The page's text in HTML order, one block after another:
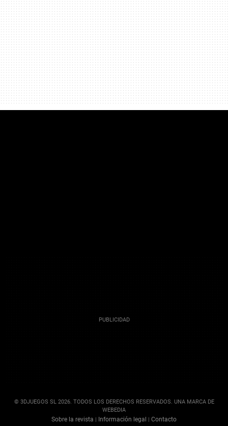
© 3DJUEGOS SL 2026. TODOS LOS DERECHOS RESERVADOS. UNA MARCA DE
WEBEDIA
Sobre la revista | Información legal | Contacto